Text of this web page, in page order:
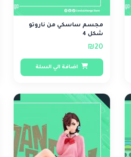
مجسم ساسكي من ناروتو
شكل 4
₪20
اضافة الي السلة